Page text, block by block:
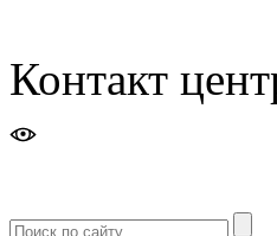
Контакт